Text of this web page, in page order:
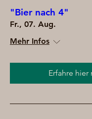
"Bier nach 4"
Fr., 07. Aug.
Mehr Infos
Erfahre hier